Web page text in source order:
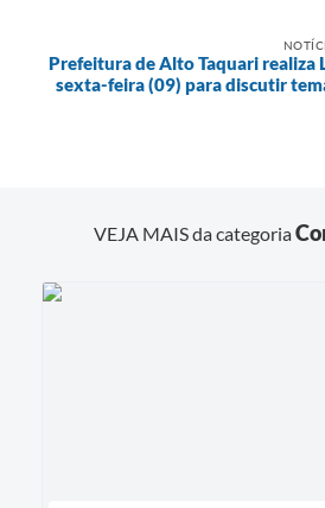
Prefeitura de Alto Taquari realiza
sexta-feira (09) para discutir
VEJA MAIS da categoria